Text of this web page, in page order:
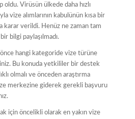
oldu. Virüsün ülkede daha hızlı
vize alımlarının kabulünün kısa bir
karar verildi. Henüz ne zaman tam
bilgi paylaşılmadı.
hangi kategoride vize türüne
Bu konuda yetkililer bir destek
olmalı ve önceden araştırma
merkezine giderek gerekli başvuru
için öncelikli olarak en yakın vize